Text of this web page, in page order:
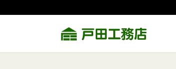
ン
ツ
ビ
シ